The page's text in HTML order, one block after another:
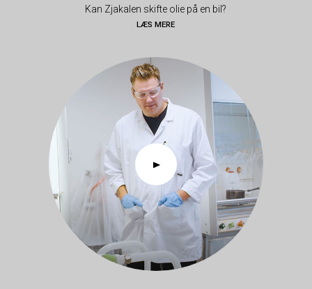
Kan Zjakalen skifte olie på en bil?
LÆS MERE